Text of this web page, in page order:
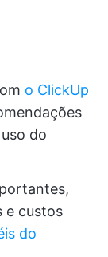
o ClickUp
do
e custos
do